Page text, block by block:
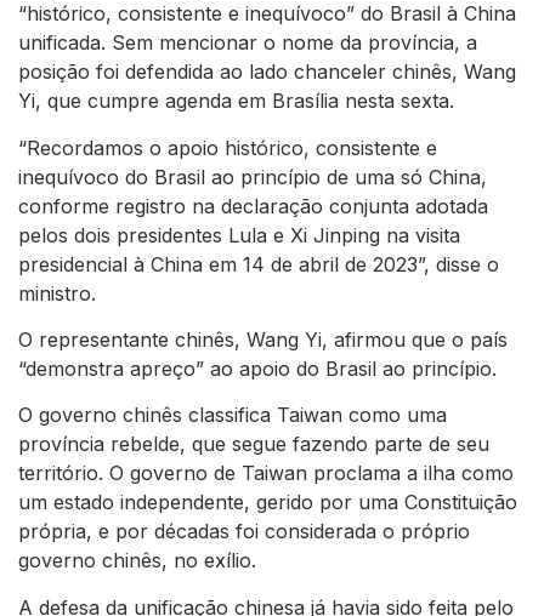
“histórico, consistente e inequívoco” do Brasil à China
unificada. Sem mencionar o nome da província, a
posição foi defendida ao lado chanceler chinês, Wang
Yi, que cumpre agenda em Brasília nesta sexta.
“Recordamos o apoio histórico, consistente e
inequívoco do Brasil ao princípio de uma só China,
conforme registro na declaração conjunta adotada
pelos dois presidentes Lula e Xi Jinping na visita
presidencial à China em 14 de abril de 2023”, disse o
ministro.
O representante chinês, Wang Yi, afirmou que o país
“demonstra apreço” ao apoio do Brasil ao princípio.
O governo chinês classifica Taiwan como uma
província rebelde, que segue fazendo parte de seu
território. O governo de Taiwan proclama a ilha como
um estado independente, gerido por uma Constituição
própria, e por décadas foi considerada o próprio
governo chinês, no exílio.
A defesa da unificação chinesa já havia sido feita pelo